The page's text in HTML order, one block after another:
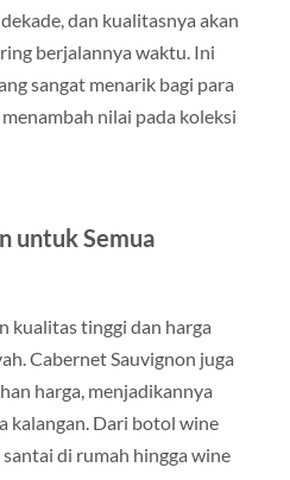
dan kualitasnya akan
berjalannya waktu. Ini
sangat menarik bagi para
nilai pada koleksi
untuk Semua
kualitas tinggi dan harga
Cabernet Sauvignon juga
harga, menjadikannya
kalangan. Dari botol wine
di rumah hingga wine